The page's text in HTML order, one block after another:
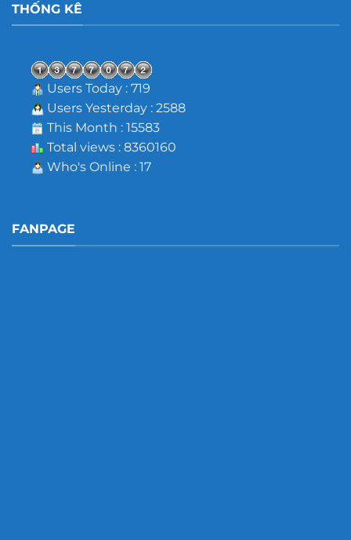
THỐNG KÊ
Users Today : 719
Users Yesterday : 2588
This Month : 15583
Total views : 8360160
Who's Online : 17
FANPAGE